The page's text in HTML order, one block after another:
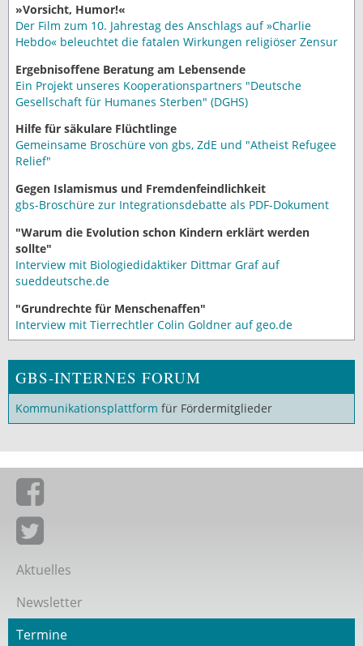
»Vorsicht, Humor!«
Der Film zum 10. Jahrestag des Anschlags auf »Charlie
Hebdo« beleuchtet die fatalen Wirkungen religiöser Zensur
Ergebnisoffene Beratung am Lebensende
Ein Projekt unseres Kooperationspartners "Deutsche
Gesellschaft für Humanes Sterben" (DGHS)
Hilfe für säkulare Flüchtlinge
Gemeinsame Broschüre von gbs, ZdE und "Atheist Refugee
Relief"
Gegen Islamismus und Fremdenfeindlichkeit
gbs-Broschüre zur Integrationsdebatte als PDF-Dokument
"Warum die Evolution schon Kindern erklärt werden
sollte"
Interview mit Biologiedidaktiker Dittmar Graf auf
sueddeutsche.de
"Grundrechte für Menschenaffen"
Interview mit Tierrechtler Colin Goldner auf geo.de
GBS-INTERNES FORUM
Kommunikationsplattform für Fördermitglieder
Giordano-Bruno-Stiftung auf Facebook
Giordano-Bruno-Stiftung bei Twitter
Aktuelles
Newsletter
Termine